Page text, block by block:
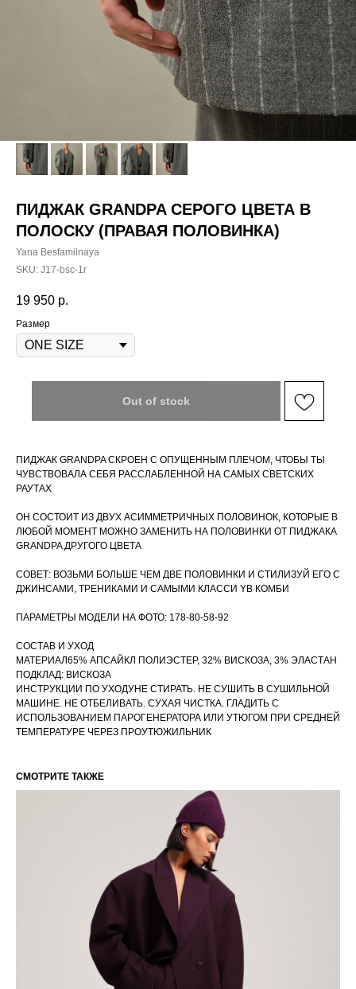
ПИДЖАК GRANDPA СЕРОГО ЦВЕТА В
ПОЛОСКУ (ПРАВАЯ ПОЛОВИНКА)
Yana Besfamilnaya
SKU: J17-bsc-1r
19 950 р.
Размер
Out of stock
ПИДЖАК GRANDPA CКРОЕН С ОПУЩЕННЫМ ПЛЕЧОМ, ЧТОБЫ ТЫ
ЧУВСТВОВАЛА СЕБЯ РАССЛАБЛЕННОЙ НА САМЫХ СВЕТСКИХ
РАУТАХ
ОН СОСТОИТ ИЗ ДВУХ АСИММЕТРИЧНЫХ ПОЛОВИНОК, КОТОРЫЕ В
ЛЮБОЙ МОМЕНТ МОЖНО ЗАМЕНИТЬ НА ПОЛОВИНКИ ОТ ПИДЖАКА
GRANDPA ДРУГОГО ЦВЕТА
CОВЕТ: ВОЗЬМИ БОЛЬШЕ ЧЕМ ДВЕ ПОЛОВИНКИ И СТИЛИЗУЙ ЕГО С
ДЖИНСАМИ, ТРЕНИКАМИ И САМЫМИ КЛАССИ YB КОМБИ
ПАРАМЕТРЫ МОДЕЛИ НА ФОТО: 178-80-58-92
СОСТАВ И УХОД
МАТЕРИАЛ65% АПСАЙКЛ ПОЛИЭСТЕР, 32% ВИСКОЗА, 3% ЭЛАСТАН
ПОДКЛАД: ВИСКОЗА
ИНСТРУКЦИИ ПО УХОДУНЕ СТИРАТЬ. НЕ СУШИТЬ В СУШИЛЬНОЙ
МАШИНЕ. НЕ ОТБЕЛИВАТЬ. СУХАЯ ЧИСТКА. ГЛАДИТЬ С
ИСПОЛЬЗОВАНИЕМ ПАРОГЕНЕРАТОРА ИЛИ УТЮГОМ ПРИ СРЕДНЕЙ
ТЕМПЕРАТУРЕ ЧЕРЕЗ ПРОУТЮЖИЛЬНИК
СМОТРИТЕ ТАКЖЕ